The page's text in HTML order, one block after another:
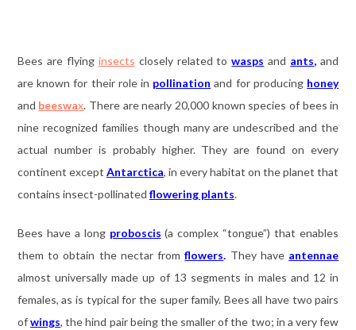
Bees are flying insects closely related towasps and ants, and
are known for their role in pollination and for producing honey
and beeswax. There are nearly 20,000 known species of bees in
nine recognized families though many are undescribed and the
actual number is probably higher. They are found on every
continent except Antarctica, in every habitat on the planet that
contains insect-pollinated flowering plants.
Bees have a long proboscis (a complex “tongue”) that enables
them to obtain the nectar fromflowers. They have antennae
almost universally made up of 13 segments in males and 12 in
females, as is typical for the super family. Bees all have two pairs
ofwings, the hind pair being the smaller of the two; in a very few